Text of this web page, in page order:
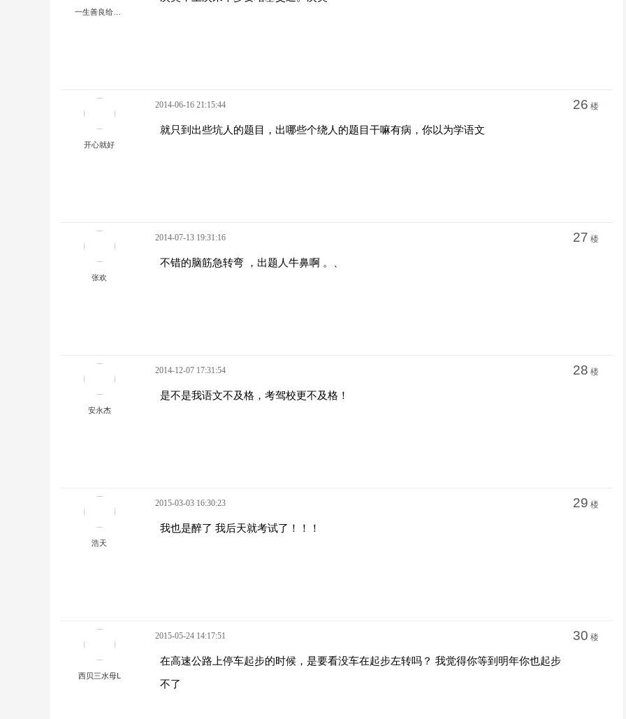
开心就好
2014-06-16 21:15:44 26 楼
就只到出些坑人的题目，出哪些个绕人的题目干嘛有病，你以为学语文
张欢
2014-07-13 19:31:16 27 楼
不错的脑筋急转弯 ，出题人牛鼻啊 。、
安永杰
2014-12-07 17:31:54 28 楼
是不是我语文不及格，考驾校更不及格！
浩天
2015-03-03 16:30:23 29 楼
我也是醉了 我后天就考试了！！！
西贝三水母L
2015-05-24 14:17:51 30 楼
在高速公路上停车起步的时候，是要看没车在起步左转吗？ 我觉得你等到明年你也起步
不了